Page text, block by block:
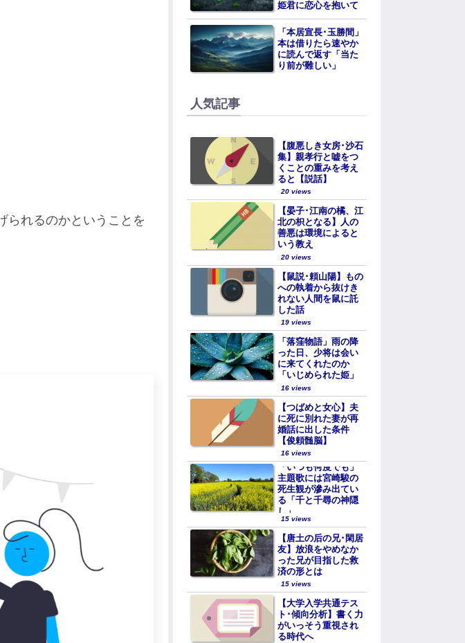
られるのかということを
姫君に恋心を抱いて
「本居宣長･玉勝間」
本は借りたら速やか
に読んで返す「当た
り前が難しい」
人気記事
【腹悪しき女房･沙石
集】親孝行と嘘をつ
くことの重みを考え
ると【説話】
20 views
【晏子･江南の橘、江
北の枳となる】人の
善悪は環境によると
いう教え
20 views
【鼠説･頼山陽】もの
への執着から抜けき
れない人間を鼠に託
した話
19 views
「落窪物語」雨の降
った日、少将は会い
に来てくれたのか
「いじめられた姫」
16 views
【つばめと女心】夫
に死に別れた妻が再
婚話に出した条件
【俊頼髄脳】
16 views
「いつも何度でも」
主題歌には宮崎駿の
死生観が滲み出てい
る「千と千尋の神隠
し」
15 views
【唐土の后の兄･閑居
友】放浪をやめなか
った兄が目指した救
済の形とは
15 views
【大学入学共通テス
ト･傾向分析】書く力
がいっそう重視され
る時代へ